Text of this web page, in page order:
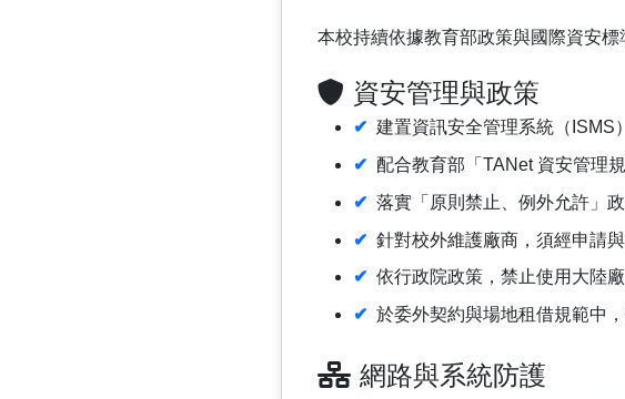
本校持續依據教育部政策與國際資安
資安管理與政策
建置資訊安全管理系統（ISMS
配合教育部「TANet 資安管理
落實「原則禁止、例外允許」
針對校外維護廠商，須經申請
依行政院政策，禁止使用大陸
於委外契約與場地租借規範中
網路與系統防護